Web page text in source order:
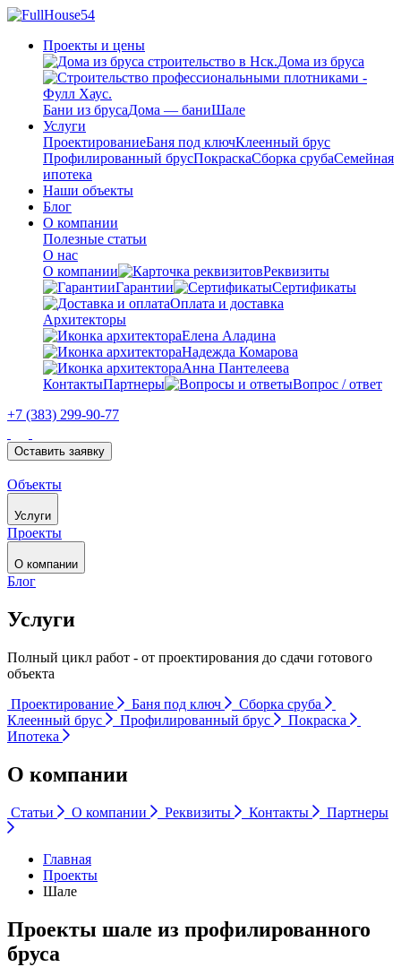
Проекты и цены
Дома из бруса
Бани из брусаДома — баниШале
Услуги
ПроектированиеБаня под ключКлеенный брус
Профилированный брусПокраскаСборка срубаСемейная
ипотека
Наши объекты
Блог
О компании
Полезные статьи
О нас
О компании
Реквизиты
Гарантии
Сертификаты
Оплата и доставка
Архитекторы
Елена Аладина
Надежда Комарова
Анна Пантелеева
КонтактыПартнеры
Вопрос / ответ
+7 (383) 299-90-77
Оставить заявку
Объекты
Услуги
Проекты
О компании
Блог
Услуги
Полный цикл работ - от проектирования до сдачи готового
объекта
Проектирование
Баня под ключ
Сборка сруба
Клеенный брус
Профилированный брус
Покраска
Ипотека
О компании
Статьи О компании Реквизиты Контакты Партнеры
Главная
Проекты
Шале
Проекты шале из профилированного
бруса